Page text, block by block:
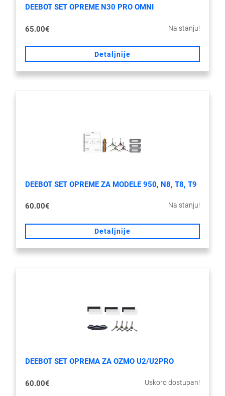
DEEBOT SET OPREME N30 PRO OMNI
65.00€ Na stanju!
Detaljnije
DEEBOT SET OPREME ZA MODELE 950, N8, T8, T9
60.00€ Na stanju!
Detaljnije
DEEBOT SET OPREMA ZA OZMO U2/U2PRO
60.00€ Uskoro dostupan!